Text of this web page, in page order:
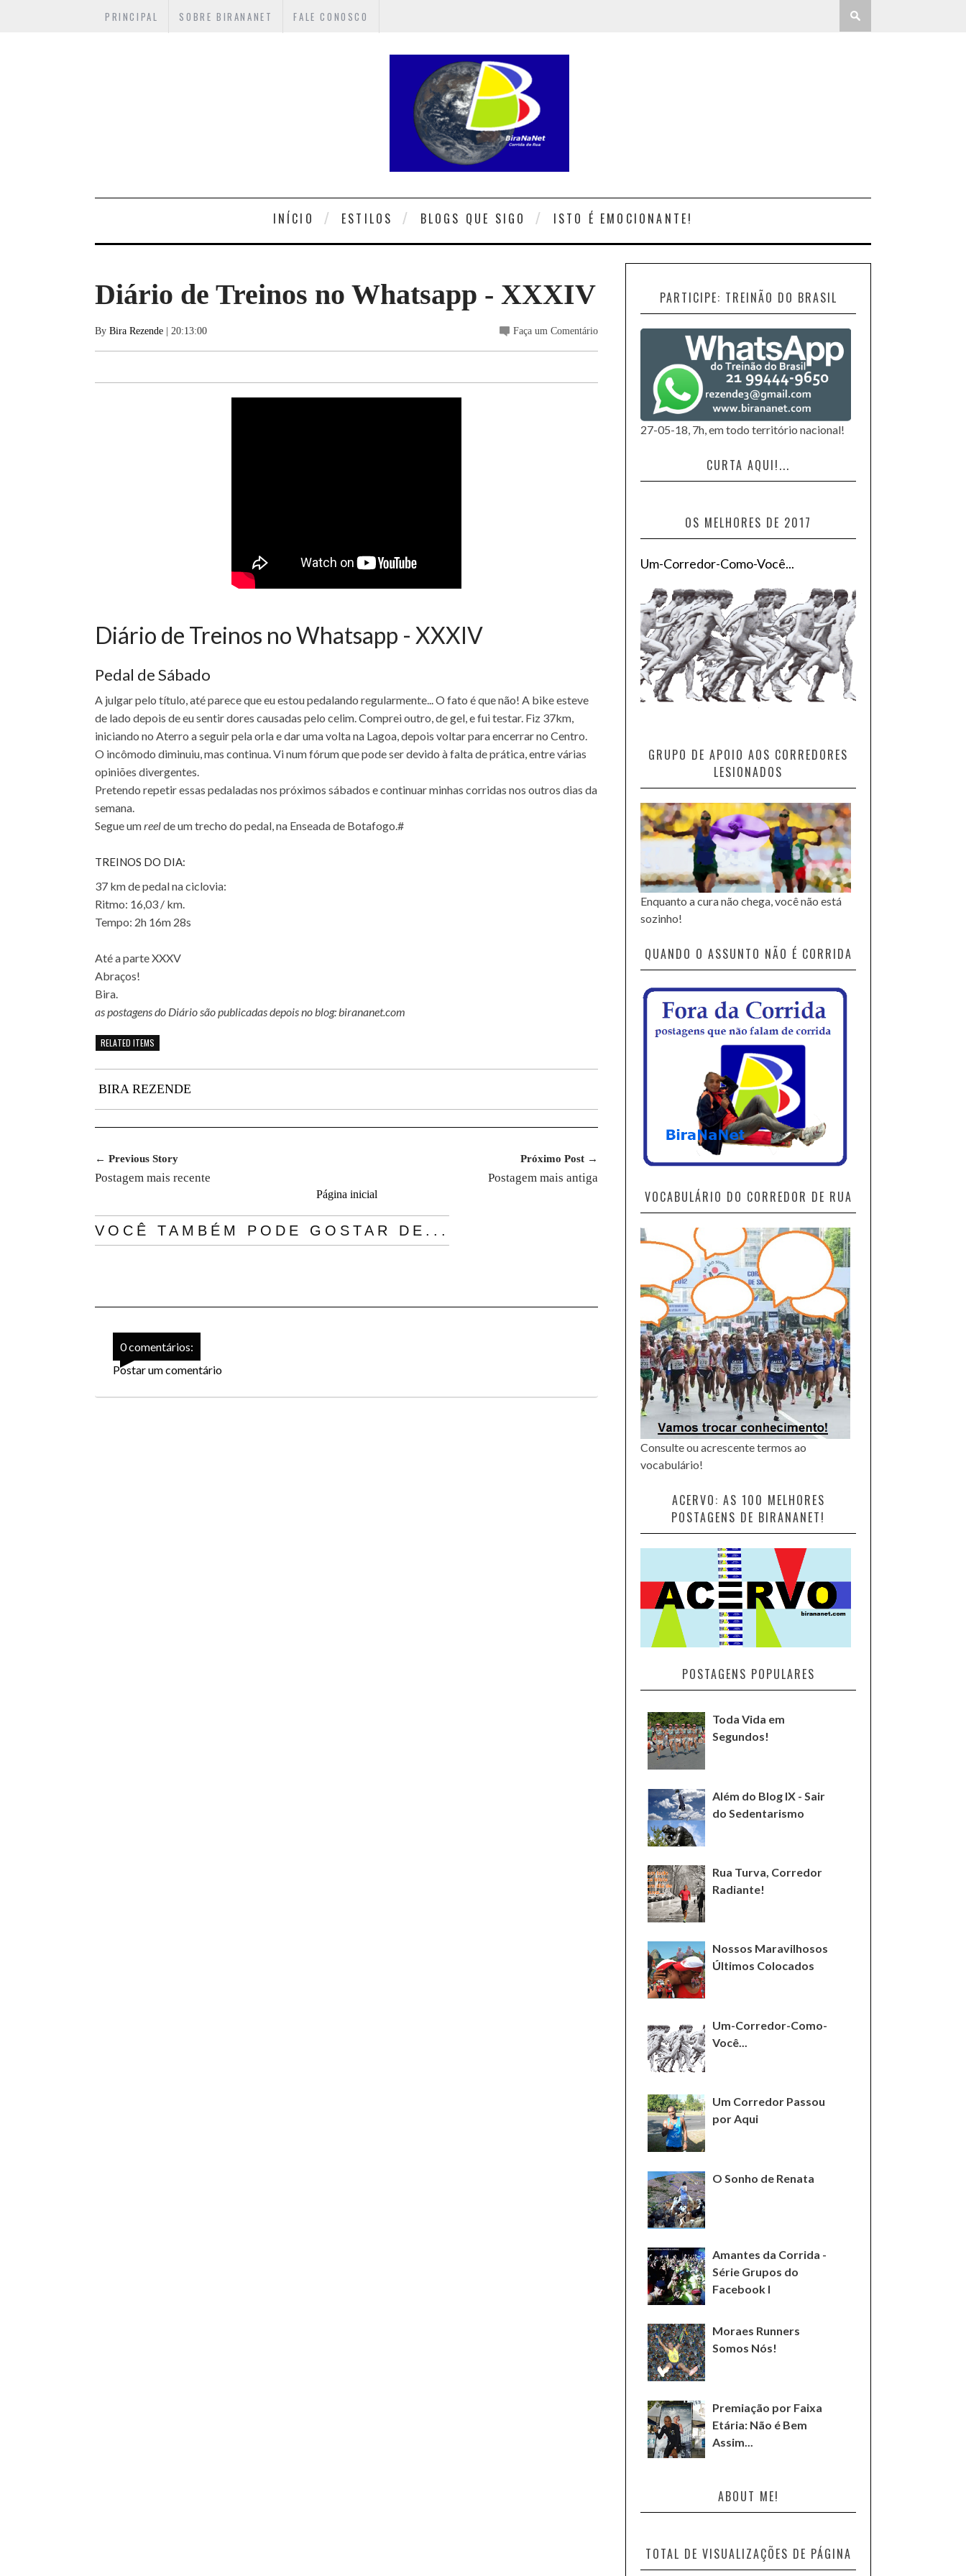
PRINCIPAL SOBRE BIRANANET FALE CONOSCO
INÍCIO ESTILOS BLOGS QUE SIGO ISTO É EMOCIONANTE!
Diário de Treinos no Whatsapp - XXXIV
By Bira Rezende | 20:13:00 Faça um Comentário
Diário de Treinos no Whatsapp - XXXIV
Pedal de Sábado
A julgar pelo título, até parece que eu estou pedalando regularmente... O fato é que não! A bike esteve
de lado depois de eu sentir dores causadas pelo celim. Comprei outro, de gel, e fui testar. Fiz 37km,
iniciando no Aterro a seguir pela orla e dar uma volta na Lagoa, depois voltar para encerrar no Centro.
O incômodo diminuiu, mas continua. Vi num fórum que pode ser devido à falta de prática, entre várias
opiniões divergentes.
Pretendo repetir essas pedaladas nos próximos sábados e continuar minhas corridas nos outros dias da
semana.
Segue umreelde um trecho do pedal, na Enseada de Botafogo.#
TREINOS DO DIA:
37 km de pedal na ciclovia:
Ritmo: 16,03 / km.
Tempo: 2h 16m 28s
Até a parte XXXV
Abraços!
Bira.
as postagens do Diário são publicadas depois no blog: birananet.com
RELATED ITEMS
BIRA REZENDE
← Previous Story
Postagem mais recente
Próximo Post →
Postagem mais antiga
Página inicial
VOCÊ TAMBÉM PODE GOSTAR DE...
0 comentários:
Postar um comentário
PARTICIPE: TREINÃO DO BRASIL
27-05-18, 7h, em todo território nacional!
CURTA AQUI!...
OS MELHORES DE 2017
Um-Corredor-Como-Você...
GRUPO DE APOIO AOS CORREDORES
LESIONADOS
Enquanto a cura não chega, você não está
sozinho!
QUANDO O ASSUNTO NÃO É CORRIDA
VOCABULÁRIO DO CORREDOR DE RUA
Consulte ou acrescente termos ao
vocabulário!
ACERVO: AS 100 MELHORES
POSTAGENS DE BIRANANET!
POSTAGENS POPULARES
Toda Vida em
Segundos!
Além do Blog IX - Sair
do Sedentarismo
Rua Turva, Corredor
Radiante!
Nossos Maravilhosos
Últimos Colocados
Um-Corredor-Como-
Você...
Um Corredor Passou
por Aqui
O Sonho de Renata
Amantes da Corrida -
Série Grupos do
Facebook I
Moraes Runners
Somos Nós!
Premiação por Faixa
Etária: Não é Bem
Assim...
ABOUT ME!
TOTAL DE VISUALIZAÇÕES DE PÁGINA